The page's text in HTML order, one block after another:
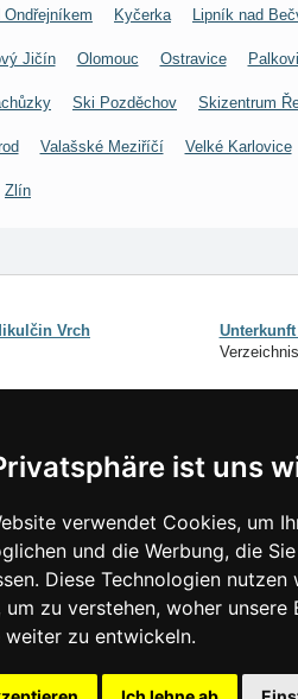
ist uns
verwendet Cookies, um
und die Werbung, die
Diese Technologien
um zu verstehen, woher
weiter zu entwickeln.
Ondřejníkem Kyčerka Lipník nad
Jičín Olomouc Ostravice
Ski Pozděchov Skizentrum
Valašské Meziříčí Velké Karlovice
Zlín
Vrch
Verzeichnis der
Lastminute Beskiden
Saisonlinks:
Silvester Beskiden
Silvester im Gebirge
Schneehöhen